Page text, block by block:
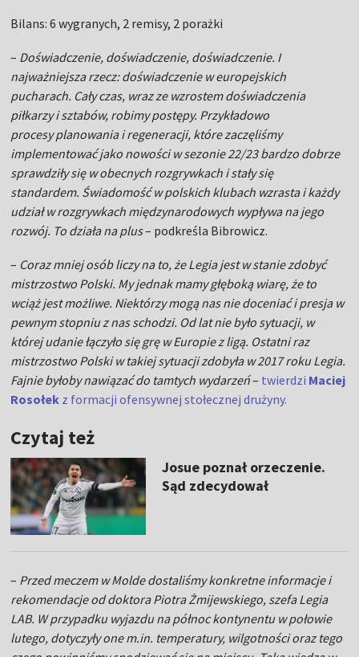
Bilans: 6 wygranych, 2 remisy, 2 porażki
– Doświadczenie, doświadczenie, doświadczenie. I
najważniejsza rzecz: doświadczenie w europejskich
pucharach. Cały czas, wraz ze wzrostem doświadczenia
piłkarzy i sztabów, robimy postępy. Przykładowo
procesy planowania i regeneracji, które zaczęliśmy
implementować jako nowości w sezonie 22/23 bardzo dobrze
sprawdziły się w obecnych rozgrywkach i stały się
standardem. Świadomość w polskich klubach wzrasta i każdy
udział w rozgrywkach międzynarodowych wypływa na jego
rozwój. To działa na plus– podkreśla Bibrowicz.
– Coraz mniej osób liczy na to, że Legia jest w stanie zdobyć
mistrzostwo Polski. My jednak mamy głęboką wiarę, że to
wciąż jest możliwe. Niektórzy mogą nas nie doceniać i presja w
pewnym stopniu z nas schodzi. Od lat nie było sytuacji, w
której udanie łączyło się grę w Europie z ligą. Ostatni raz
mistrzostwo Polski w takiej sytuacji zdobyła w 2017 roku Legia.
Fajnie byłoby nawiązać do tamtych wydarzeń– twierdzi Maciej
Rosołek z formacji ofensywnej stołecznej drużyny.
Czytaj też
Josue poznał orzeczenie.
Sąd zdecydował
– Przed meczem w Molde dostaliśmy konkretne informacje i
rekomendacje od doktora Piotra Żmijewskiego, szefa Legia
LAB. W przypadku wyjazdu na północ kontynentu w połowie
lutego, dotyczyły one m.in. temperatury, wilgotności oraz tego